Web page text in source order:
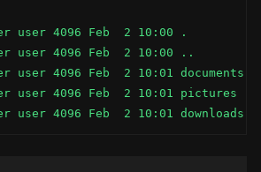
user 4096 Feb  2 10:00 .
user 4096 Feb  2 10:00 ..
user 4096 Feb  2 10:01 documents
user 4096 Feb  2 10:01 pictures
user 4096 Feb  2 10:01 downloads